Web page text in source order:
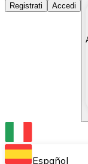
Acquista
Acquista le
Converti le
Scambia
Conserva le
Registrati Accedi
Español